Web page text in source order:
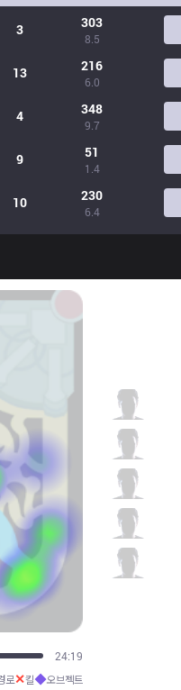
3 303
8.5
13 216
6.0
4 348
9.7
9 51
1.4
10 230
6.4
29:20
로✕킬◆오브젝트